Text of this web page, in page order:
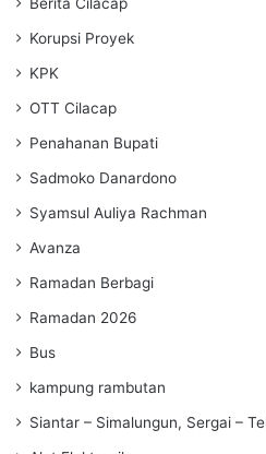
Korupsi Proyek
KPK
OTT Cilacap
Penahanan Bupati
Sadmoko Danardono
Syamsul Auliya Rachman
Avanza
Ramadan Berbagi
Ramadan 2026
Bus
kampung rambutan
Siantar – Simalungun, Sergai –